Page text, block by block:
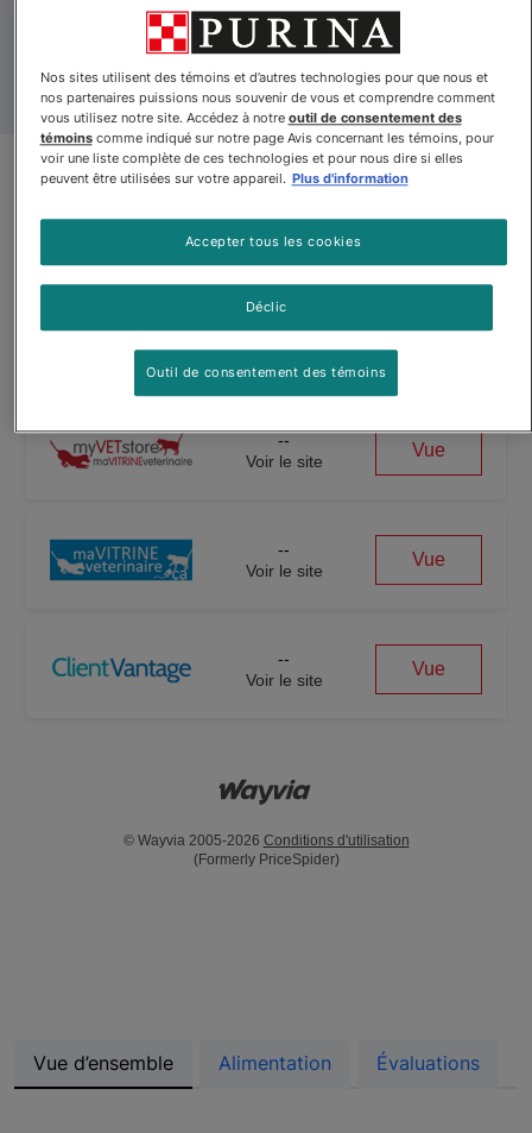
Pro Plan Veterinary Diets🅫
formule sèche pour chiens
sénior essentialcare🅫
--
Voir le site
Vue
--
Voir le site
Vue
--
Voir le site
Vue
© Wayvia 2005-2026 Conditions d'utilisation
(Formerly PriceSpider)
Vue d’ensemble Alimentation Évaluations
Nos sites utilisent des témoins et d’autres technologies pour que nous et
nos partenaires puissions nous souvenir de vous et comprendre comment
vous utilisez notre site. Accédez à notre outil de consentement des
témoinscomme indiqué sur notre page Avis concernant les témoins, pour
voir une liste complète de ces technologies et pour nous dire si elles
peuvent être utilisées sur votre appareil. Plus d'information
Déclic
Accepter tous les cookies
Outil de consentement des témoins